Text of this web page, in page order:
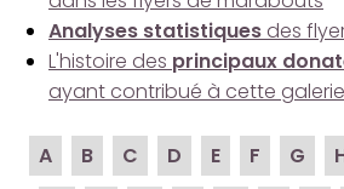
Analyses statistiques des
L'histoire des principaux
ayant contribué à cette galerie
A B C D E F G